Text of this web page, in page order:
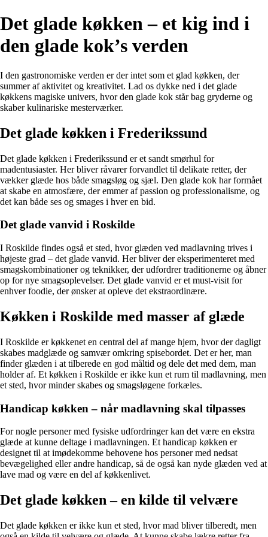
Det glade køkken – et kig ind i
den glade kok’s verden
I den gastronomiske verden er der intet som et glad køkken, der
summer af aktivitet og kreativitet. Lad os dykke ned i det glade
køkkens magiske univers, hvor den glade kok står bag gryderne og
skaber kulinariske mesterværker.
Det glade køkken i Frederikssund
Det glade køkken i Frederikssund er et sandt smørhul for
madentusiaster. Her bliver råvarer forvandlet til delikate retter, der
vækker glæde hos både smagsløg og sjæl. Den glade kok har formået
at skabe en atmosfære, der emmer af passion og professionalisme, og
det kan både ses og smages i hver en bid.
Det glade vanvid i Roskilde
I Roskilde findes også et sted, hvor glæden ved madlavning trives i
højeste grad – det glade vanvid. Her bliver der eksperimenteret med
smagskombinationer og teknikker, der udfordrer traditionerne og åbner
op for nye smagsoplevelser. Det glade vanvid er et must-visit for
enhver foodie, der ønsker at opleve det ekstraordinære.
Køkken i Roskilde med masser af glæde
I Roskilde er køkkenet en central del af mange hjem, hvor der dagligt
skabes madglæde og samvær omkring spisebordet. Det er her, man
finder glæden i at tilberede en god måltid og dele det med dem, man
holder af. Et køkken i Roskilde er ikke kun et rum til madlavning, men
et sted, hvor minder skabes og smagsløgene forkæles.
Handicap køkken – når madlavning skal tilpasses
For nogle personer med fysiske udfordringer kan det være en ekstra
glæde at kunne deltage i madlavningen. Et handicap køkken er
designet til at imødekomme behovene hos personer med nedsat
bevægelighed eller andre handicap, så de også kan nyde glæden ved at
lave mad og være en del af køkkenlivet.
Det glade køkken – en kilde til velvære
Det glade køkken er ikke kun et sted, hvor mad bliver tilberedt, men